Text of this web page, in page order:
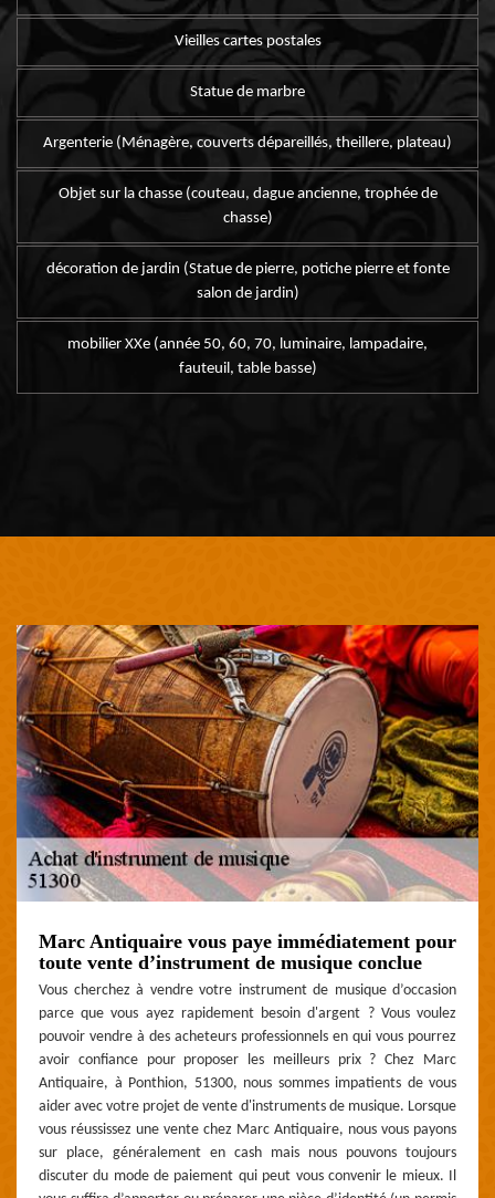
Vieilles cartes postales
Statue de marbre
Argenterie (Ménagère, couverts dépareillés, theillere, plateau)
Objet sur la chasse (couteau, dague ancienne, trophée de
chasse)
décoration de jardin (Statue de pierre, potiche pierre et fonte
salon de jardin)
mobilier XXe (année 50, 60, 70, luminaire, lampadaire,
fauteuil, table basse)
Marc Antiquaire vous paye immédiatement pour
toute vente d’instrument de musique conclue
Vous cherchez à vendre votre instrument de musique d’occasion
parce que vous ayez rapidement besoin d'argent ? Vous voulez
pouvoir vendre à des acheteurs professionnels en qui vous pourrez
avoir confiance pour proposer les meilleurs prix ? Chez Marc
Antiquaire, à Ponthion, 51300, nous sommes impatients de vous
aider avec votre projet de vente d'instruments de musique. Lorsque
vous réussissez une vente chez Marc Antiquaire, nous vous payons
sur place, généralement en cash mais nous pouvons toujours
discuter du mode de paiement qui peut vous convenir le mieux. Il